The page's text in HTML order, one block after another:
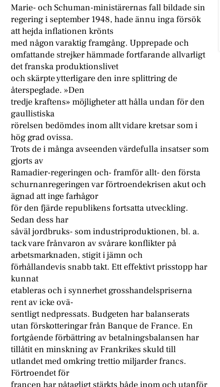
Marie- och Schuman-ministärernas fall bildade sin
regering i september 1948, hade ännu inga försök
att hejda inflationen krönts
med någon varaktig framgång. Upprepade och
omfattande strejker hämmade fortfarande allvarligt
det franska produktionslivet
och skärpte ytterligare den inre splittring de
återspeglade. »Den
tredje kraftens» möjligheter att hålla undan för den
gaullistiska
rörelsen bedömdes inom allt vidare kretsar som i
hög grad ovissa.
Trots de i många avseenden värdefulla insatser som
gjorts av
Ramadier-regeringen och- framför allt- den första
schurnanregeringen var förtroendekrisen akut och
ägnad att inge farhågor
för den fjärde republikens fortsatta utveckling.
Sedan dess har
såväl jordbruks- som industriproduktionen, bl. a.
tack vare frånvaron av svårare konflikter på
arbetsmarknaden, stigit i jämn och
förhållandevis snabb takt. Ett effektivt prisstopp har
kunnat
etableras och i synnerhet grosshandelspriserna
rent av icke ovä-
sentligt nedpressats. Budgeten har balanserats
utan förskotteringar från Banque de France. En
fortgående förbättring av betalningsbalansen har
tillåtit en minskning av Frankrikes skuld till
utlandet med omkring trettio miljarder francs.
Förtroendet för